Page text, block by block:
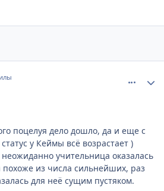
поцелуя дело дошло, да и еще с
у Кеймы всё возрастает )
учительница оказалась
из числа сильнейших, раз
для неё сущим пустяком.